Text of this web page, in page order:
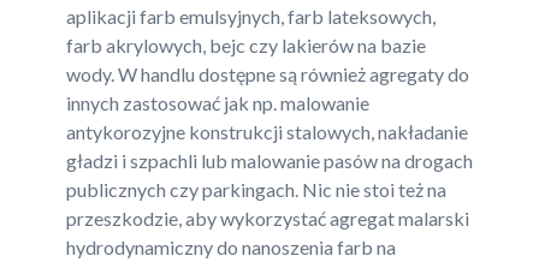
aplikacji farb emulsyjnych, farb lateksowych,
farb akrylowych, bejc czy lakierów na bazie
wody. W handlu dostępne są również agregaty do
innych zastosować jak np. malowanie
antykorozyjne konstrukcji stalowych, nakładanie
gładzi i szpachli lub malowanie pasów na drogach
publicznych czy parkingach. Nic nie stoi też na
przeszkodzie, aby wykorzystać agregat malarski
hydrodynamiczny do nanoszenia farb na